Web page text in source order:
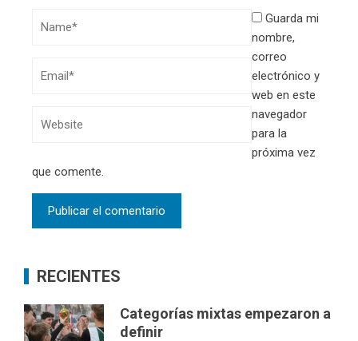
Guarda mi
nombre,
correo
electrónico y
web en este
navegador
para la
próxima vez
que comente.
RECIENTES
Categorías mixtas empezaron a
definir